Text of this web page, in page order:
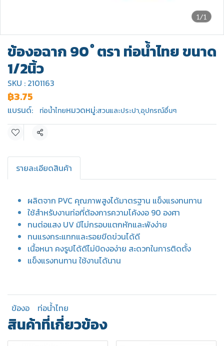
1/1
ข้องอฉาก 90 ํ ตรา ท่อน้ำไทย ขนาด
1/2นิ้ว
SKU : 2101163
฿3.75
แบรนด์: ท่อน้ำไทยหมวดหมู่:สวนและประปา,อุปกรณ์อื่นๆ
แชร์
รายละเอียดสินค้า
ผลิตจาก PVC คุณภาพสูงได้มาตรฐาน แข็งแรงทนทาน
ใช้สำหรับงานท่อที่ต้องการความโค้งงอ 90 องศา
ทนต่อแสง UV มีไม่กรอบแตกหักและพังง่าย
ทนแรงกระแทกและรอยขีดข่วนได้ดี
เนื้อหนา คงรูปได้ดีไม่บิดงอง่าย สะดวกในการติดตั้ง
แข็งแรงทนทาน ใช้งานได้นาน
ข้องอ ท่อน้ำไทย
สินค้าที่เกี่ยวข้อง